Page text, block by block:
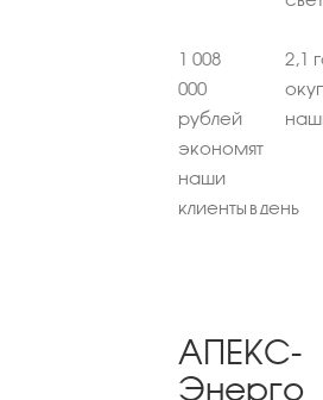
1 008
000
рублей
экономят
наши
клиенты в день
2,1
АПЕКС-
Энерго